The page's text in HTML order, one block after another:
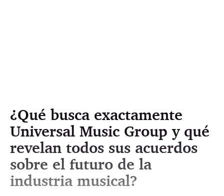
¿Qué busca exactamente
Universal Music Group y qué
revelan todos sus acuerdos
sobre el futuro de la
industria musical?